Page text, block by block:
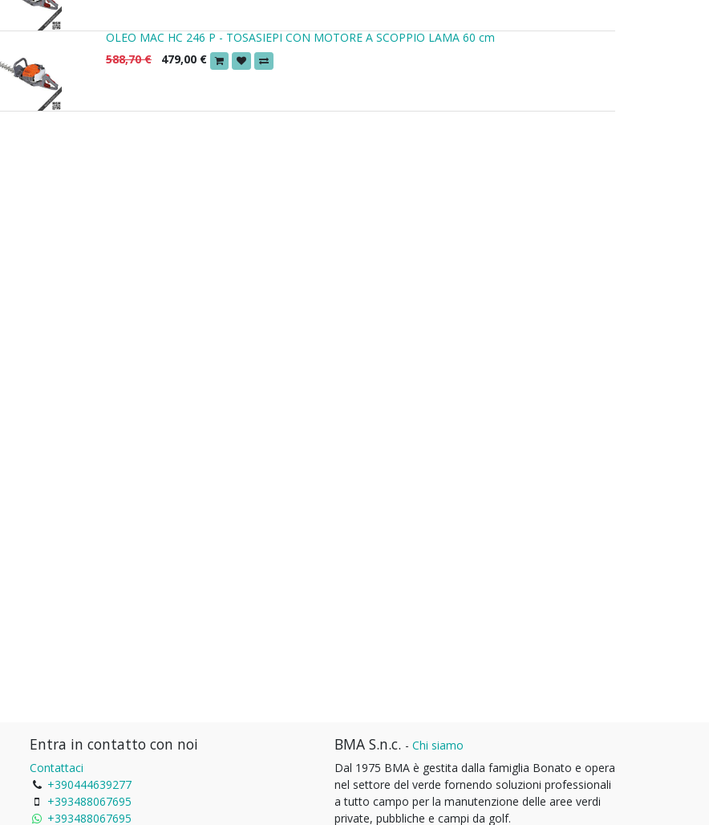
OLEO MAC HC 246 P - TOSASIEPI CON MOTORE A SCOPPIO LAMA 60 cm
588,70€ 479,00 €
Entra in contatto con noi
Contattaci
+390444639277
+393488067695
+393488067695
BMA S.n.c. - Chi siamo
Dal 1975 BMA è gestita dalla famiglia Bonato e opera
nel settore del verde fornendo soluzioni professionali
a tutto campo per la manutenzione delle aree verdi
private, pubbliche e campi da golf.